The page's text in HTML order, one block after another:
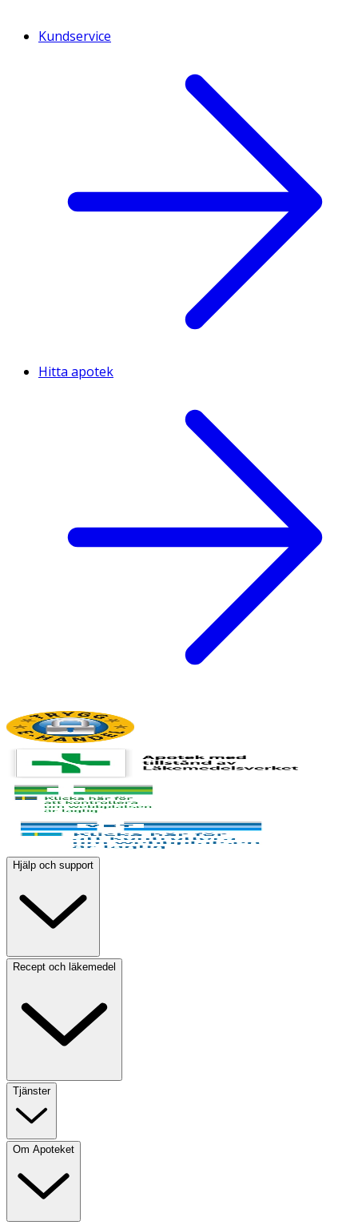
Kundservice
Hitta apotek
Hjälp och support
Recept och läkemedel
Tjänster
Om Apoteket